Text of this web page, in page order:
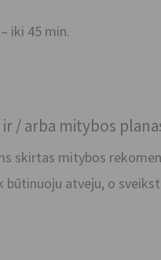
iki 45 min.
/ arba mitybos
skirtas mitybos
būtinuoju atveju, o